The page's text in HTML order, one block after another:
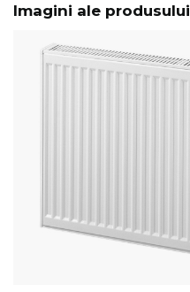
Imagini ale produsului